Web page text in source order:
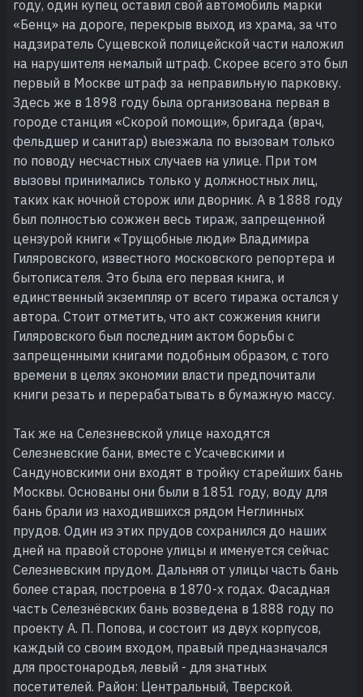
году, один купец оставил свой автомобиль марки
«Бенц» на дороге, перекрыв выход из храма, за что
надзиратель Сущевской полицейской части наложил
на нарушителя немалый штраф. Скорее всего это был
первый в Москве штраф за неправильную парковку.
Здесь же в 1898 году была организована первая в
городе станция «Скорой помощи», бригада (врач,
фельдшер и санитар) выезжала по вызовам только
по поводу несчастных случаев на улице. При том
вызовы принимались только у должностных лиц,
таких как ночной сторож или дворник. А в 1888 году
был полностью сожжен весь тираж, запрещенной
цензурой книги «Трущобные люди» Владимира
Гиляровского, известного московского репортера и
бытописателя. Это была его первая книга, и
единственный экземпляр от всего тиража остался у
автора. Стоит отметить, что акт сожжения книги
Гиляровского был последним актом борьбы с
запрещенными книгами подобным образом, с того
времени в целях экономии власти предпочитали
книги резать и перерабатывать в бумажную массу.
Так же на Селезневской улице находятся
Селезневские бани, вместе с Усачевскими и
Сандуновскими они входят в тройку старейших бань
Москвы. Основаны они были в 1851 году, воду для
бань брали из находившихся рядом Неглинных
прудов. Один из этих прудов сохранился до наших
дней на правой стороне улицы и именуется сейчас
Селезневским прудом. Дальняя от улицы часть бань
более старая, построена в 1870-х годах. Фасадная
часть Селезнёвских бань возведена в 1888 году по
проекту А. П. Попова, и состоит из двух корпусов,
каждый со своим входом, правый предназначался
для простонародья, левый - для знатных
посетителей. Район: Центральный, Тверской.